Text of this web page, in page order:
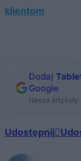
klientom
Dodaj
Google
Nasze
Udostępnij